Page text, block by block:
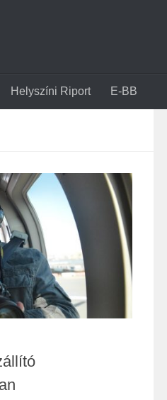
Helyszíni Riport E-BB